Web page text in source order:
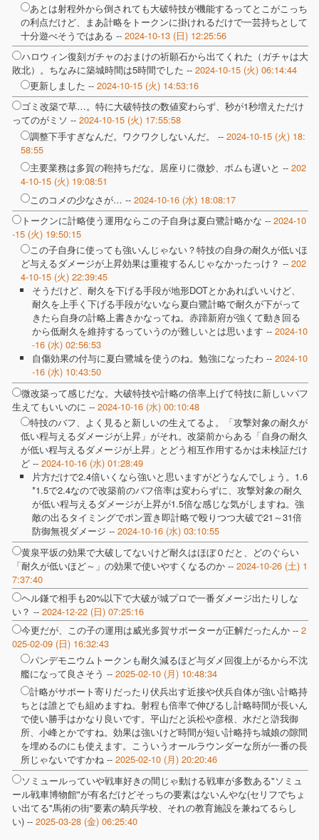
あとは射程外から倒されても大破特技が機能するってとこがこっち
の利点だけど、まあ計略をトークンに掛けれるだけで一芸持ちとして
十分遊べそうではある -- 2024-10-13 (日) 12:25:56
ハロウィン復刻ガチャのおまけの祈願石から出てくれた（ガチャは大
敗北）。ちなみに築城時間は5時間でした -- 2024-10-15 (火) 06:14:44
更新しました -- 2024-10-15 (火) 14:53:16
ゴミ改築で草…。特に大破特技の数値変わらず、秒が1秒増えただけ
ってのがミソ -- 2024-10-15 (火) 17:55:58
調整下手すぎなんだ。ワクワクしないんだ。 -- 2024-10-15 (火) 18:
58:55
主要業務は多賀の鞄持ちだな。居座りに微妙、ボムも遅いと -- 202
4-10-15 (火) 19:08:51
このコメの少なさが… -- 2024-10-16 (水) 18:08:17
トークンに計略使う運用ならこの子自身は夏白鷺計略かな -- 2024-10
-15 (火) 19:50:15
この子自身に使っても強いんじゃない？特技の自身の耐久が低いほ
ど与えるダメージが上昇効果は重複するんじゃなかったっけ？ -- 202
4-10-15 (火) 22:39:45
そうだけど、耐久を下げる手段が地形DOTとかあればいいけど、
耐久を上手く下げる手段がないなら夏白鷺計略で耐久が下がって
きたら自身の計略上書きかなってね。赤蹄新府が強くて動き回る
から低耐久を維持するっていうのが難しいとは思います -- 2024-10
-16 (水) 02:56:53
自傷効果の付与に夏白鷺城を使うのね。勉強になったわ -- 2024-10
-16 (水) 10:43:50
微改築って感じだな。大破特技や計略の倍率上げて特技に新しいバフ
生えてもいいのに -- 2024-10-16 (水) 00:10:48
特技のバフ、よく見ると新しいの生えてるよ。「攻撃対象の耐久が
低い程与えるダメージが上昇」がそれ。改築前からある「自身の耐久
が低い程与えるダメージが上昇」とどう相互作用するかは未検証だけ
ど -- 2024-10-16 (水) 01:28:49
片方だけで2.4倍いくなら強いと思いますがどうなんでしょう。1.6
*1.5で2.4なので改築前のバフ倍率は変わらずに、攻撃対象の耐久
が低い程与えるダメージが上昇が1.5倍な感じな気がしますね。強
敵の出るタイミングでポン置き即計略で殴りつつ大破で21～31倍
防御無視ダメージ -- 2024-10-16 (水) 03:10:55
黄泉平坂の効果で大破してないけど耐久はほぼ０だと、どのぐらい
「耐久が低いほど～」の効果で使いやすくなるのか -- 2024-10-26 (土) 1
7:37:40
ヘル鎌で相手も20%以下で大破が城プロで一番ダメージ出たりしな
い？ -- 2024-12-22 (日) 07:25:16
今更だが、この子の運用は威光多賀サポーターが正解だったんか -- 2
025-02-09 (日) 16:32:43
パンデモニウムトークンも耐久減るほど与ダメ回復上がるから不沈
艦になって良さそう -- 2025-02-10 (月) 10:48:34
計略がサポート寄りだったり伏兵出す近接や伏兵自体が強い計略持
ちとは誰とでも組めますね。射程も倍率で伸びるし計略時間が長いん
で使い勝手はかなり良いです。平山だと浜松や彦根、水だと滸我御
所、小峰とかですね。効果は強いけど時間が短い計略持ち城娘の隙間
を埋めるのにも使えます。こういうオールラウンダーな所が一番の長
所じゃないですかね -- 2025-02-10 (月) 20:20:46
ソミュールっていや戦車好きの間じゃ動ける戦車が多数ある"ソミュ
ール戦車博物館"が有名だけどそっちの要素はないんやな(セリフでちょ
い出てる"馬術の街"要素の騎兵学校、それの教育施設を兼ねてるらし
い) -- 2025-03-28 (金) 06:25:40